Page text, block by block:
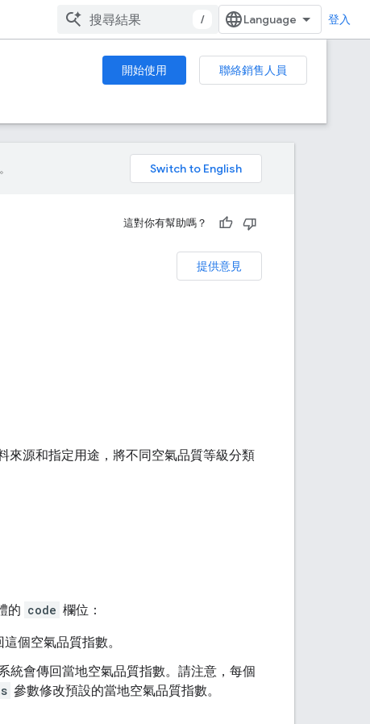
/ 登入
開始使用
聯絡銷售人員
這對你有幫助嗎？
提供意見
來源和指定用途，將不同空氣品質等級分類
的 code 欄位：
個空氣品質指數。
統會傳回當地空氣品質指數。請注意，每個
參數修改預設的當地空氣品質指數。